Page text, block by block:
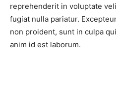
reprehenderit in voluptate
fugiat nulla pariatur.
non proident, sunt in culpa
anim id est laborum.